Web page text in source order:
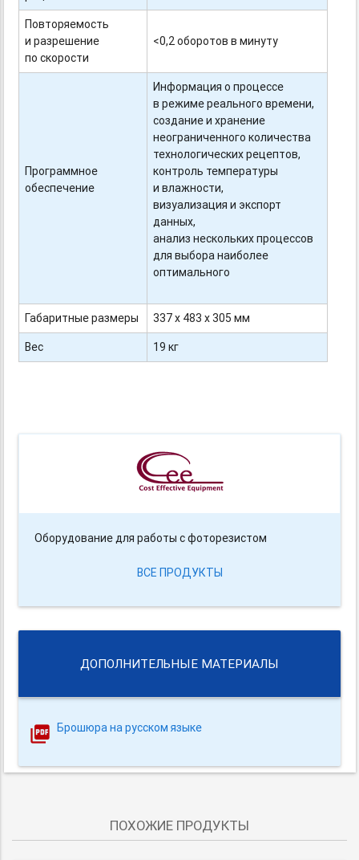
Повторяемость
и разрешение
по скорости
<0,2 оборотов в минуту
Программное
обеспечение
Информация о процессе
в режиме реального времени,
создание и хранение
неограниченного количества
технологических рецептов,
контроль температуры
и влажности,
визуализация и экспорт
данных,
анализ нескольких процессов
для выбора наиболее
оптимального
Габаритные размеры
337 х 483 х 305 мм
Вес
19 кг
Оборудование для работы с фоторезистом
ВСЕ ПРОДУКТЫ
ДОПОЛНИТЕЛЬНЫЕ МАТЕРИАЛЫ
Брошюра на русском языке
ПОХОЖИЕ ПРОДУКТЫ